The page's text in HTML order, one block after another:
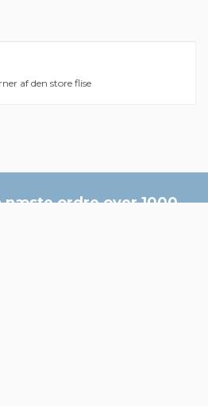
af den store flise
næste ordre over 1000